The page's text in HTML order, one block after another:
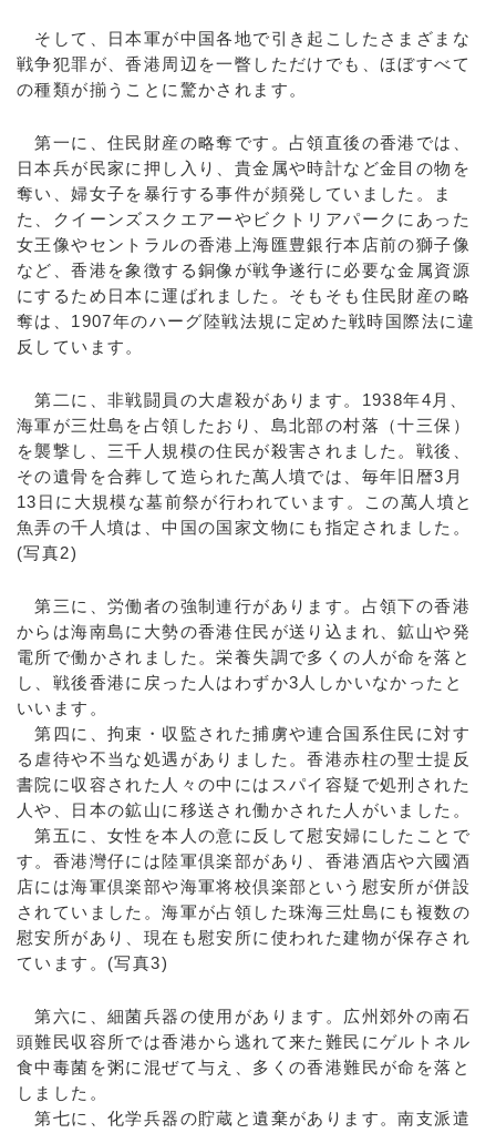
そして、日本軍が中国各地で引き起こしたさまざまな
戦争犯罪が、香港周辺を一瞥しただけでも、ほぼすべて
の種類が揃うことに驚かされます。
第一に、住民財産の略奪です。占領直後の香港では、
日本兵が民家に押し入り、貴金属や時計など金目の物を
奪い、婦女子を暴行する事件が頻発していました。ま
た、クイーンズスクエアーやビクトリアパークにあった
女王像やセントラルの香港上海匯豊銀行本店前の獅子像
など、香港を象徴する銅像が戦争遂行に必要な金属資源
にするため日本に運ばれました。そもそも住民財産の略
奪は、1907年のハーグ陸戦法規に定めた戦時国際法に違
反しています。
第二に、非戦闘員の大虐殺があります。1938年4月、
海軍が三灶島を占領したおり、島北部の村落（十三保）
を襲撃し、三千人規模の住民が殺害されました。戦後、
その遺骨を合葬して造られた萬人墳では、毎年旧暦3月
13日に大規模な墓前祭が行われています。この萬人墳と
魚弄の千人墳は、中国の国家文物にも指定されました。
(写真2)
第三に、労働者の強制連行があります。占領下の香港
からは海南島に大勢の香港住民が送り込まれ、鉱山や発
電所で働かされました。栄養失調で多くの人が命を落と
し、戦後香港に戻った人はわずか3人しかいなかったと
いいます。
第四に、拘束・収監された捕虜や連合国系住民に対す
る虐待や不当な処遇がありました。香港赤柱の聖士提反
書院に収容された人々の中にはスパイ容疑で処刑された
人や、日本の鉱山に移送され働かされた人がいました。
第五に、女性を本人の意に反して慰安婦にしたことで
す。香港灣仔には陸軍倶楽部があり、香港酒店や六國酒
店には海軍倶楽部や海軍将校倶楽部という慰安所が併設
されていました。海軍が占領した珠海三灶島にも複数の
慰安所があり、現在も慰安所に使われた建物が保存され
ています。(写真3)
第六に、細菌兵器の使用があります。広州郊外の南石
頭難民収容所では香港から逃れて来た難民にゲルトネル
食中毒菌を粥に混ぜて与え、多くの香港難民が命を落と
しました。
第七に、化学兵器の貯蔵と遺棄があります。南支派遣